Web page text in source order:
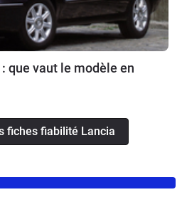
que vaut le modèle en
fiches fiabilité Lancia